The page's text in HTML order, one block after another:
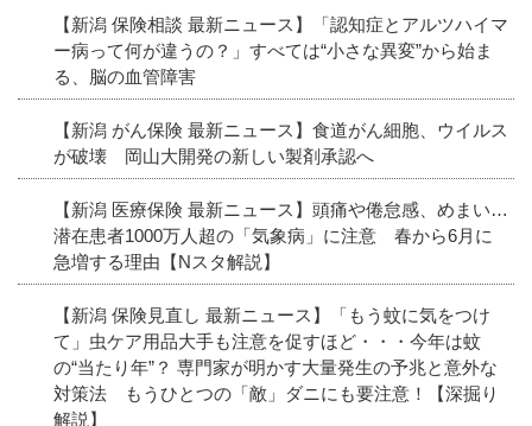
【新潟 保険相談 最新ニュース】「認知症とアルツハイマ
ー病って何が違うの？」すべては“小さな異変”から始ま
る、脳の血管障害
【新潟 がん保険 最新ニュース】食道がん細胞、ウイルス
が破壊 岡山大開発の新しい製剤承認へ
【新潟 医療保険 最新ニュース】頭痛や倦怠感、めまい…
潜在患者1000万人超の「気象病」に注意 春から6月に
急増する理由【Nスタ解説】
【新潟 保険見直し 最新ニュース】「もう蚊に気をつけ
て」虫ケア用品大手も注意を促すほど・・・今年は蚊
の“当たり年”？ 専門家が明かす大量発生の予兆と意外な
対策法 もうひとつの「敵」ダニにも要注意！【深掘り
解説】